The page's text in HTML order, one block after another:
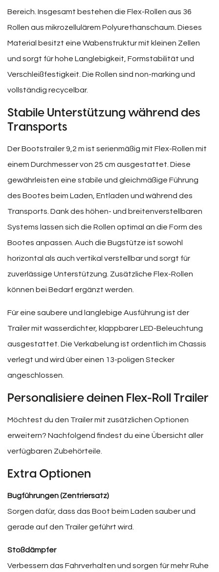
Bereich. Insgesamt bestehen die Flex-Rollen aus 36
Rollen aus mikrozellulärem Polyurethanschaum. Dieses
Material besitzt eine Wabenstruktur mit kleinen Zellen
und sorgt für hohe Langlebigkeit, Formstabilität und
Verschleißfestigkeit. Die Rollen sind non-marking und
vollständig recycelbar.
Stabile Unterstützung während des
Transports
Der Bootstrailer 9,2 m ist serienmäßig mit Flex-Rollen mit
einem Durchmesser von 25 cm ausgestattet. Diese
gewährleisten eine stabile und gleichmäßige Führung
des Bootes beim Laden, Entladen und während des
Transports. Dank des höhen- und breitenverstellbaren
Systems lassen sich die Rollen optimal an die Form des
Bootes anpassen. Auch die Bugstütze ist sowohl
horizontal als auch vertikal verstellbar und sorgt für
zuverlässige Unterstützung. Zusätzliche Flex-Rollen
können bei Bedarf ergänzt werden.
Für eine saubere und langlebige Ausführung ist der
Trailer mit wasserdichter, klappbarer LED-Beleuchtung
ausgestattet. Die Verkabelung ist ordentlich im Chassis
verlegt und wird über einen 13-poligen Stecker
angeschlossen.
Personalisiere deinen Flex-Roll Trailer
Möchtest du den Trailer mit zusätzlichen Optionen
erweitern? Nachfolgend findest du eine Übersicht aller
verfügbaren Zubehörteile.
Extra Optionen
Bugführungen (Zentriersatz)
Sorgen dafür, dass das Boot beim Laden sauber und
gerade auf den Trailer geführt wird.
Stoßdämpfer
Verbessern das Fahrverhalten und sorgen für mehr Ruhe